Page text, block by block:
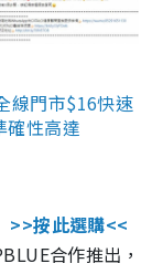
線門市$16快速
確性高達
>>按此選購<<
合作推出，